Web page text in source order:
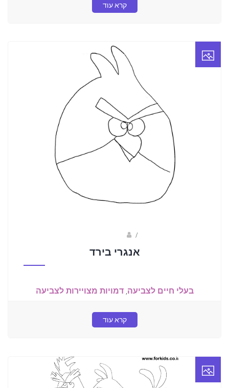
קרא עוד
/
אנגרי בירד
בעלי חיים לצביעה,דמויות מצויירות לצביעה
קרא עוד